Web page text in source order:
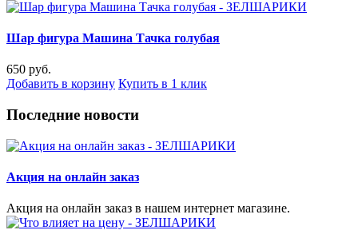
Шар фигура Машина Тачка голубая
650 руб.
Добавить в корзину Купить в 1 клик
Последние новости
Акция на онлайн заказ
Акция на онлайн заказ в нашем интернет магазине.